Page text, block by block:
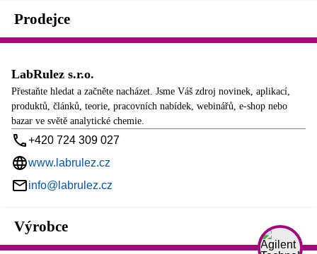
Prodejce
LabRulez s.r.o.
Přestaňte hledat a začněte nacházet. Jsme Váš zdroj novinek, aplikací,
produktů, článků, teorie, pracovních nabídek, webinářů, e-shop nebo
bazar ve světě analytické chemie.
+420 724 309 027
www.labrulez.cz
info@labrulez.cz
Výrobce